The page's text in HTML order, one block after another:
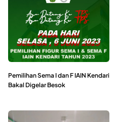
Pemilihan Sema I dan F IAIN Kendari
Bakal Digelar Besok